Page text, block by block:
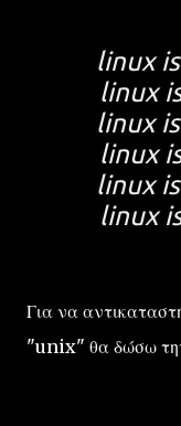
linux
linux
linux
linux
linux
linux
Για να
"unix" θα δώσω